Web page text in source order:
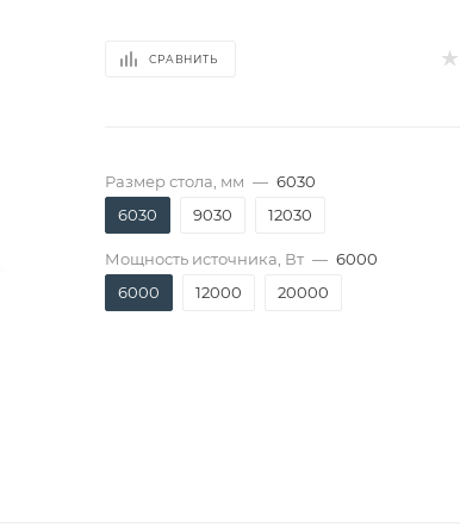
СРАВНИТЬ
Размер стола, мм — 6030
6030
9030 12030
Мощность источника, Вт — 6000
6000
12000 20000